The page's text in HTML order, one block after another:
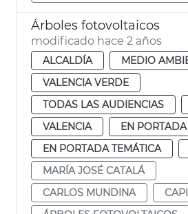
Árboles fotovoltaicos
modificado hace 2 años
ALCALDÍA
MEDIO
VALENCIA VERDE
TODAS LAS AUDIENCIAS
VALENCIA
EN PORTADA
EN PORTADA TEMÁTICA
MARÍA JOSÉ CATALÁ
CARLOS MUNDINA